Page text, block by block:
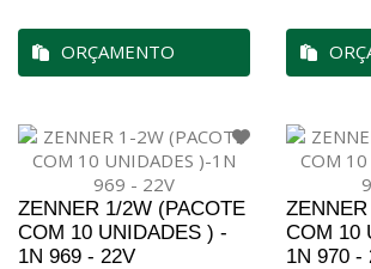
ORÇAMENTO
ZENNER 1/2W (PACOTE
COM 10 UNIDADES ) -
1N 969 - 22V
COM 10
1N 970 -